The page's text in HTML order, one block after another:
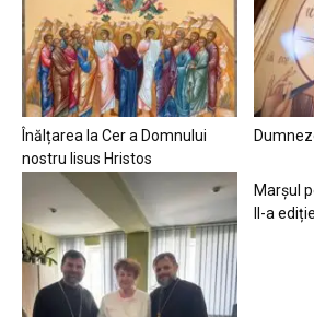
Înălțarea la Cer a Domnului
nostru Iisus Hristos
Marșul
II-a